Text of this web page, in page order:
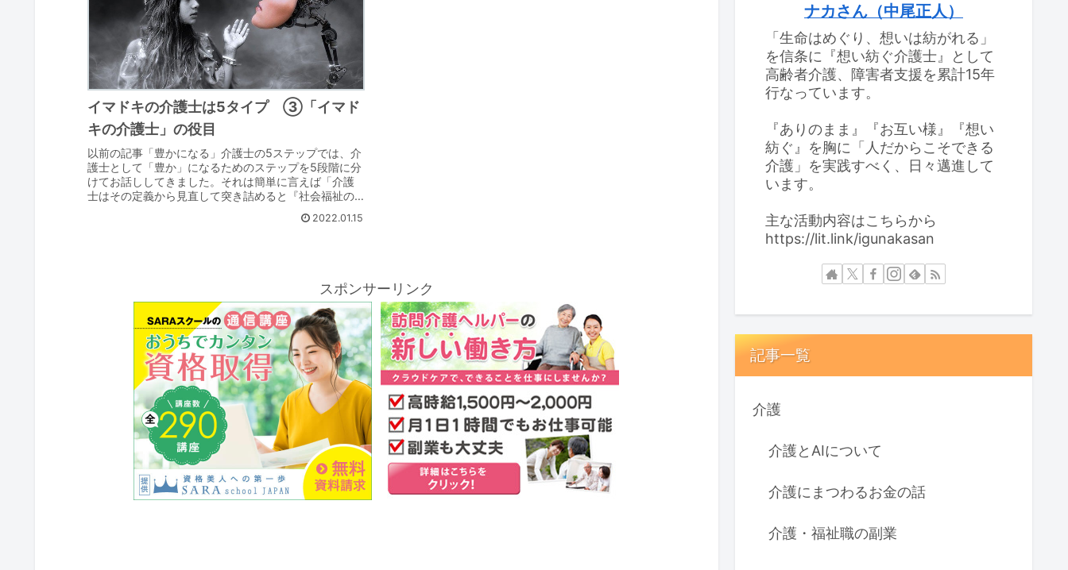
イマドキの介護士は5タイプ ③「イマド
キの介護士」の役目
以前の記事「豊かになる」介護士の5ステップでは、介
護士として「豊か」になるためのステップを5段階に分
けてお話ししてきました。それは簡単に言えば「介護
士はその定義から見直して突き詰めると『社会福祉の
2022.01.15
スポンサーリンク
ナカさん（中尾正人）
「生命はめぐり、想いは紡がれる」
を信条に『想い紡ぐ介護士』として
高齢者介護、障害者支援を累計15年
行なっています。
『ありのまま』『お互い様』『想い
紡ぐ』を胸に「人だからこそできる
介護」を実践すべく、日々邁進して
います。
主な活動内容はこちらから
https://lit.link/igunakasan
記事一覧
介護
介護とAIについて
介護にまつわるお金の話
介護・福祉職の副業